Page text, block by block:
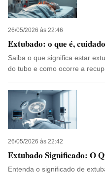
26/05/2026 às 22:46
Extubado: o que é,
Saiba o que significa estar
do tubo e como ocorre a
26/05/2026 às 22:42
Extubado Significado: O
Entenda o significado de